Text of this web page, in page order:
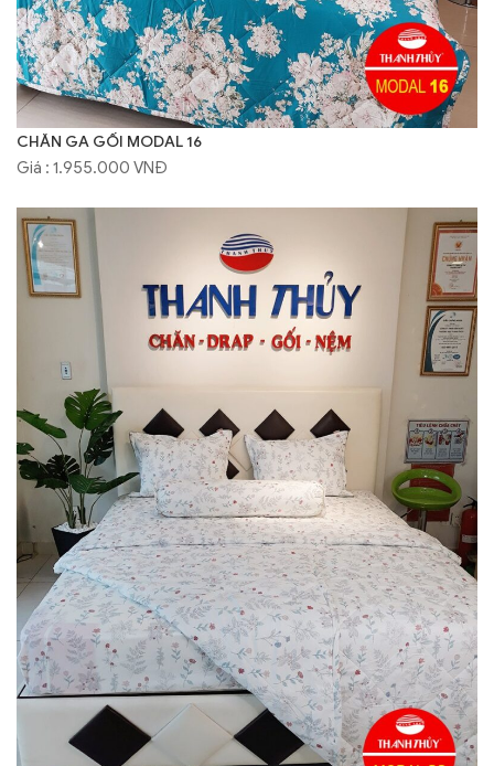
CHĂN GA GỐI MODAL 16
Giá : 1.955.000 VNĐ